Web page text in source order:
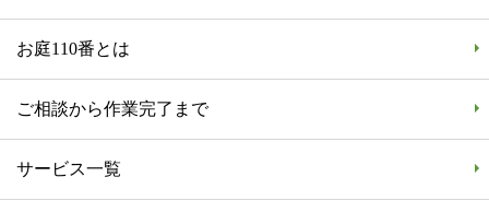
お庭110番とは
ご相談から作業完了まで
サービス一覧